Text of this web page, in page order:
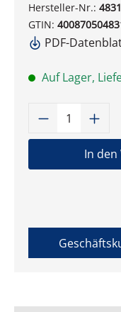
Hersteller-Nr.: 4831
GTIN:
PDF-
Auf Lager,
Produkt
In